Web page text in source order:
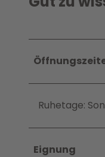
Ruhetage:
Eignung